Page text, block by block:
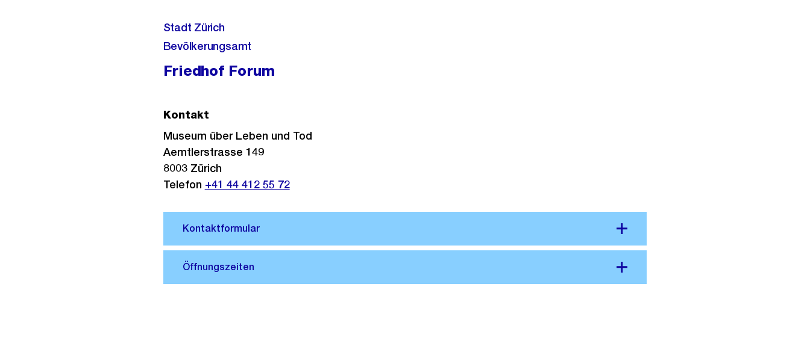
Stadt Zürich
Bevölkerungsamt
Friedhof Forum
Kontakt
Museum über Leben und Tod
Aemtlerstrasse 149
8003 Zürich
Telefon +41 44 412 55 72